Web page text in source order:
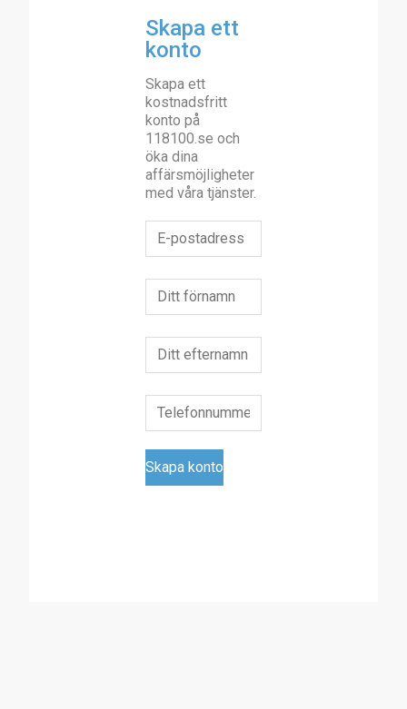
Skapa ett
konto
Skapa ett
kostnadsfritt
konto på
118100.se och
öka dina
affärsmöjligheter
med våra tjänster.